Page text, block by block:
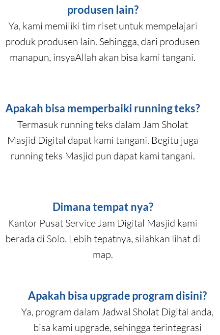
produsen lain?
Ya, kami memiliki tim riset untuk mempelajari
produk produsen lain. Sehingga, dari produsen
manapun, insyaAllah akan bisa kami tangani.
Apakah bisa memperbaiki running teks?
Termasuk running teks dalam Jam Sholat
Masjid Digital dapat kami tangani. Begitu juga
running teks Masjid pun dapat kami tangani.
Dimana tempat nya?
Kantor Pusat Service Jam Digital Masjid kami
berada di Solo. Lebih tepatnya, silahkan lihat di
map.
Apakah bisa upgrade program disini?
Ya, program dalam Jadwal Sholat Digital anda,
bisa kami upgrade, sehingga terintegrasi